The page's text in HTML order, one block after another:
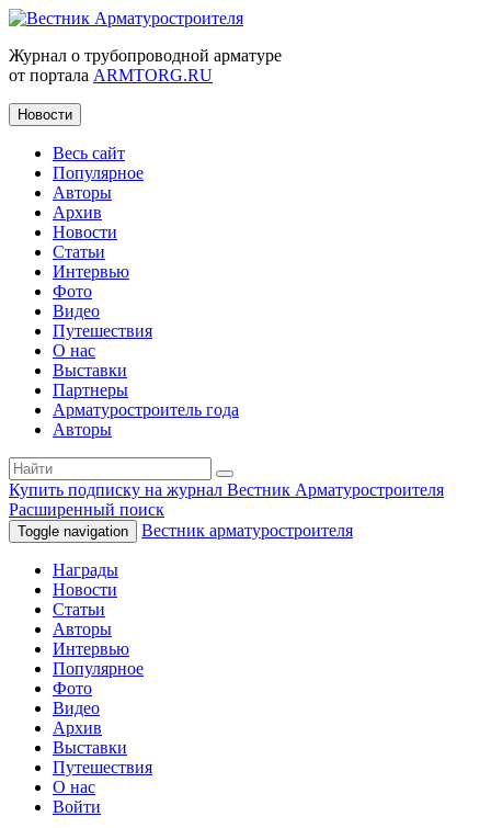
Журнал о трубопроводной арматуре
от портала ARMTORG.RU
Новости
Весь сайт
Популярное
Авторы
Архив
Новости
Статьи
Интервью
Фото
Видео
Путешествия
О нас
Выставки
Партнеры
Арматуростроитель года
Авторы
Купить подписку на журнал Вестник Арматуростроителя
Расширенный поиск
Toggle navigation Вестник арматуростроителя
Награды
Новости
Статьи
Авторы
Интервью
Популярное
Фото
Видео
Архив
Выставки
Путешествия
О нас
Войти